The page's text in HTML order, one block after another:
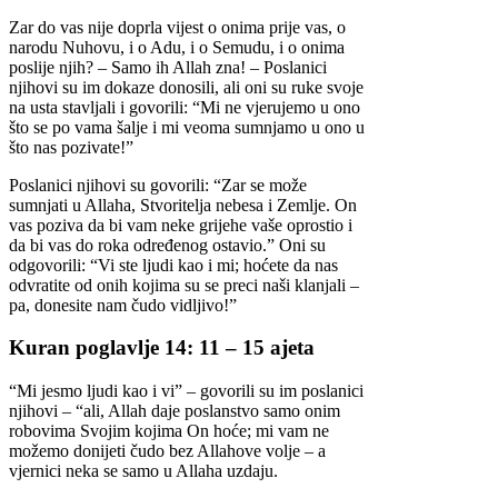
Zar do vas nije doprla vijest o onima prije vas, o
narodu Nuhovu, i o Adu, i o Semudu, i o onima
poslije njih? – Samo ih Allah zna! – Poslanici
njihovi su im dokaze donosili, ali oni su ruke svoje
na usta stavljali i govorili: “Mi ne vjerujemo u ono
što se po vama šalje i mi veoma sumnjamo u ono u
što nas pozivate!”
Poslanici njihovi su govorili: “Zar se može
sumnjati u Allaha, Stvoritelja nebesa i Zemlje. On
vas poziva da bi vam neke grijehe vaše oprostio i
da bi vas do roka određenog ostavio.” Oni su
odgovorili: “Vi ste ljudi kao i mi; hoćete da nas
odvratite od onih kojima su se preci naši klanjali –
pa, donesite nam čudo vidljivo!”
Kuran poglavlje 14: 11 – 15 ajeta
“Mi jesmo ljudi kao i vi” – govorili su im poslanici
njihovi – “ali, Allah daje poslanstvo samo onim
robovima Svojim kojima On hoće; mi vam ne
možemo donijeti čudo bez Allahove volje – a
vjernici neka se samo u Allaha uzdaju.